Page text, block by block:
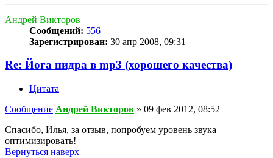
Андрей Викторов
Сообщений: 556
Зарегистрирован: 30 апр 2008, 09:31
Re: Йога нидра в mp3 (хорошего качества)
Цитата
Сообщение Андрей Викторов » 09 фев 2012, 08:52
Спасибо, Илья, за отзыв, попробуем уровень звука
оптимизировать!
Вернуться наверх